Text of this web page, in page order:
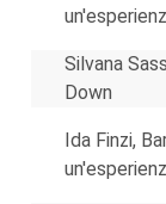
Silvana
Down
Ida Finzi,